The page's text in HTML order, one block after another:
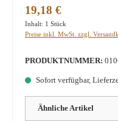
Regulärer Preis:
19,18 €
Inhalt: 1 Stück
Preise inkl. MwSt. zzgl.
PRODUKTNUMMER:
Sofort verfügbar,
Ähnliche Artikel